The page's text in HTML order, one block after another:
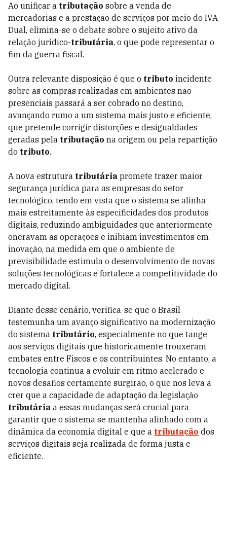
Ao unificar a tributação sobre a venda de
mercadorias e a prestação de serviços por meio do IVA
Dual, elimina-se o debate sobre o sujeito ativo da
relação jurídico-tributária, o que pode representar o
fim da guerra fiscal.
Outra relevante disposição é que o tributo incidente
sobre as compras realizadas em ambientes não
presenciais passará a ser cobrado no destino,
avançando rumo a um sistema mais justo e eficiente,
que pretende corrigir distorções e desigualdades
geradas pela tributação na origem ou pela repartição
do tributo.
A nova estrutura tributária promete trazer maior
segurança jurídica para as empresas do setor
tecnológico, tendo em vista que o sistema se alinha
mais estreitamente às especificidades dos produtos
digitais, reduzindo ambiguidades que anteriormente
oneravam as operações e inibiam investimentos em
inovação, na medida em que o ambiente de
previsibilidade estimula o desenvolvimento de novas
soluções tecnológicas e fortalece a competitividade do
mercado digital.
Diante desse cenário, verifica-se que o Brasil
testemunha um avanço significativo na modernização
do sistema tributário, especialmente no que tange
aos serviços digitais que historicamente trouxeram
embates entre Fiscos e os contribuintes. No entanto, a
tecnologia continua a evoluir em ritmo acelerado e
novos desafios certamente surgirão, o que nos leva a
crer que a capacidade de adaptação da legislação
tributária a essas mudanças será crucial para
garantir que o sistema se mantenha alinhado com a
dinâmica da economia digital e que a tributação dos
serviços digitais seja realizada de forma justa e
eficiente.